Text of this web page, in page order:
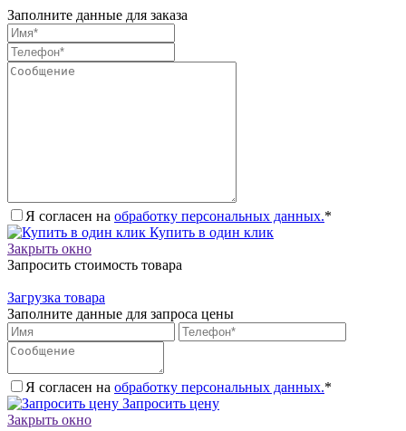
Заполните данные для заказа
Я согласен на обработку персональных данных.*
Купить в один клик
Закрыть окно
Запросить стоимость товара
Загрузка товара
Заполните данные для запроса цены
Я согласен на обработку персональных данных.*
Запросить цену
Закрыть окно